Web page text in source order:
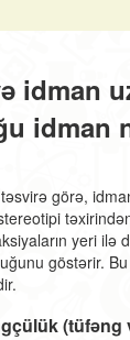
idman
idman
görə,
yeri ilə
göstərir. Bu